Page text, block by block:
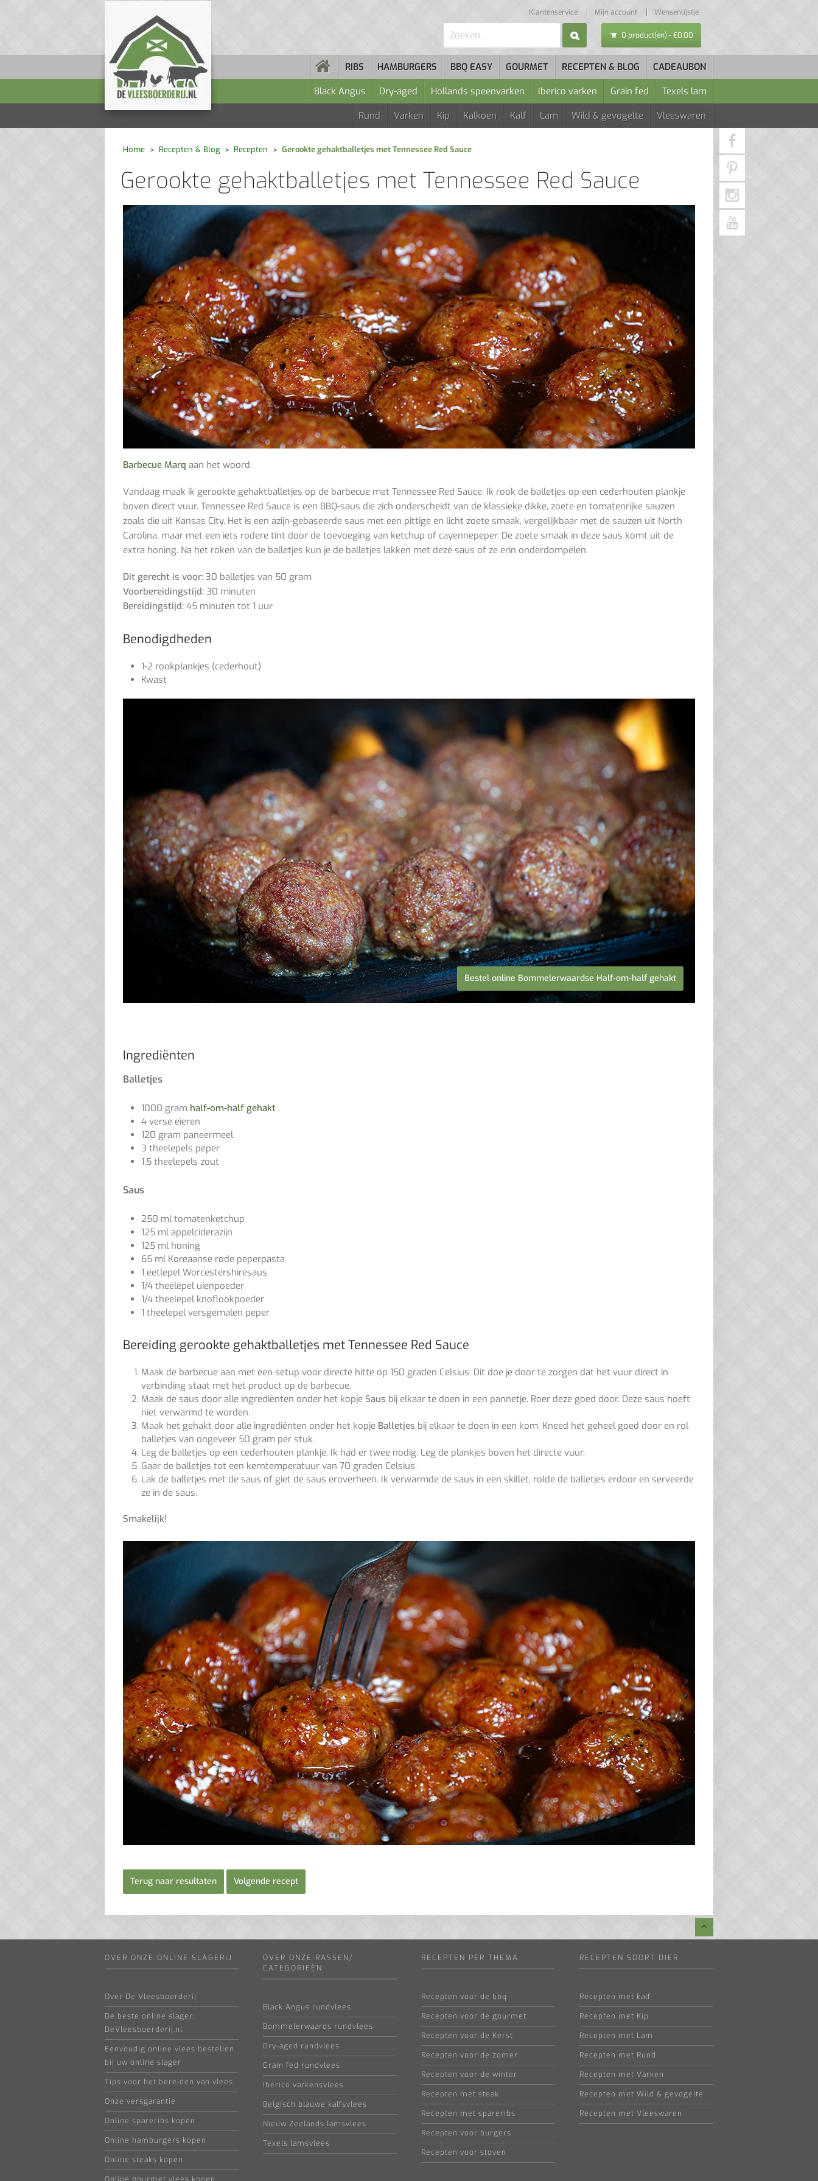
Klantenservice Mijn account Wensenlijstje
0 product(en) - €0,00
Zoeken...
RIBS HAMBURGERS BBQ EASY GOURMET RECEPTEN & BLOG
CADEAUBON
Black Angus
Dry-aged Hollands speenvarken Iberico varken Grain fed
Texels lam
Rund
Varken Kip Kalkoen Kalf Lam Wild & gevogelte Vleeswaren
Home Recepten & Blog Recepten Gerookte gehaktballetjes met Tennessee Red Sauce
Gerookte gehaktballetjes met Tennessee Red Sauce
Barbecue Marq aan het woord:
Vandaag maak ik gerookte gehaktballetjes op de barbecue met Tennessee Red Sauce. Ik rook de balletjes op een cederhouten plankje
boven direct vuur. Tennessee Red Sauce is een BBQ-saus die zich onderscheidt van de klassieke dikke, zoete en tomatenrijke sauzen
zoals die uit Kansas City. Het is een azijn-gebaseerde saus met een pittige en licht zoete smaak, vergelijkbaar met de sauzen uit North
Carolina, maar met een iets rodere tint door de toevoeging van ketchup of cayennepeper. De zoete smaak in deze saus komt uit de
extra honing. Na het roken van de balletjes kun je de balletjes lakken met deze saus of ze erin onderdompelen.
Dit gerecht is voor: 30 balletjes van 50 gram
Voorbereidingstijd: 30 minuten
Bereidingstijd: 45 minuten tot 1 uur
Benodigdheden
1-2 rookplankjes (cederhout)
Kwast
Bestel online Bommelerwaardse Half-om-half gehakt
Ingrediënten
Balletjes
1000 gram half-om-half gehakt
4 verse eieren
120 gram paneermeel
3 theelepels peper
1,5 theelepels zout
Saus
250 ml tomatenketchup
125 ml appelciderazijn
125 ml honing
65 ml Koreaanse rode peperpasta
1 eetlepel Worcestershiresaus
1/4 theelepel uienpoeder
1/4 theelepel knoflookpoeder
1 theelepel versgemalen peper
Bereiding gerookte gehaktballetjes met Tennessee Red Sauce
Maak de barbecue aan met een setup voor directe hitte op 150 graden Celsius. Dit doe je door te zorgen dat het vuur direct in
verbinding staat met het product op de barbecue.
Maak de saus door alle ingrediënten onder het kopje Saus bij elkaar te doen in een pannetje. Roer deze goed door. Deze saus hoeft
niet verwarmd te worden.
Maak het gehakt door alle ingrediënten onder het kopje Balletjes bij elkaar te doen in een kom. Kneed het geheel goed door en rol
balletjes van ongeveer 50 gram per stuk.
Leg de balletjes op een cederhouten plankje. Ik had er twee nodig. Leg de plankjes boven het directe vuur.
Gaar de balletjes tot een kerntemperatuur van 70 graden Celsius.
Lak de balletjes met de saus of giet de saus eroverheen. Ik verwarmde de saus in een skillet, rolde de balletjes erdoor en serveerde
ze in de saus.
Smakelijk!
Terug naar resultaten Volgende recept
OVER ONZE ONLINE SLAGERIJ
Over De Vleesboerderij
De beste online slager:
DeVleesboerderij.nl
Eenvoudig online vlees bestellen
bij uw online slager
Tips voor het bereiden van vlees
Onze versgarantie
Online spareribs kopen
Online hamburgers kopen
Online steaks kopen
OVER ONZE RASSEN/
CATEGORIEËN
Black Angus rundvlees
Bommelerwaards rundvlees
Dry-aged rundvlees
Grain fed rundvlees
Iberico varkensvlees
Belgisch blauwe kalfsvlees
Nieuw Zeelands lamsvlees
Texels lamsvlees
RECEPTEN PER THEMA
Recepten voor de bbq
Recepten voor de gourmet
Recepten voor de Kerst
Recepten voor de zomer
Recepten voor de winter
Recepten met steak
Recepten met spareribs
Recepten voor burgers
Recepten voor stoven
RECEPTEN SOORT DIER
Recepten met kalf
Recepten met Kip
Recepten met Lam
Recepten met Rund
Recepten met Varken
Recepten met Wild & gevogelte
Recepten met Vleeswaren